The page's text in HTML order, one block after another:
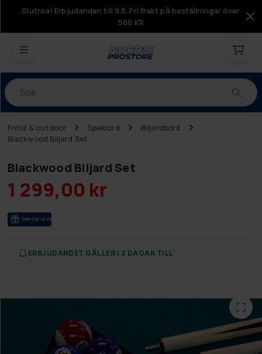
Slutrea! Erbjudanden till 9.8. Fri frakt på beställningar över
500 KR
Produkter
Fritid & outdoor Spelbord
Biljardbord
Blackwood Biljard Set
Blackwood Biljard Set
1 299,00 kr
GRA­TIS LE­VE­RANS
ERBJUDANDET GÄLLER I 2 DAGAR TILL